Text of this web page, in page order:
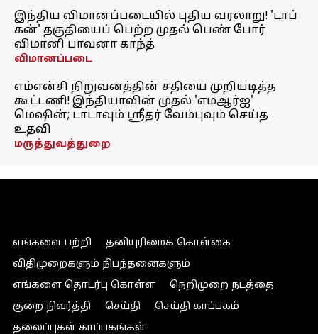
இந்திய விமானப்படையில் புதிய வரலாறு! 'டாப்
கன்' தகுதியைப் பெற்ற முதல் பெண் போர்
விமானி பாவனா காந்த்
விமானப்படை
எம்என்சி நிறுவனத்தின் சதியை முறியடித்த
கூட்டணி! இந்தியாவின் முதல் 'எம்ஆர்ஐ'
மெஷின்; டாடாவும் ஸ்ரீதர் வேம்புவும் செய்த
உதவி
மருத்துவத்துறை
எங்களை பற்றி
தனியுரிமைக் கொள்கை
விதிமுறைகளும் நிபந்தனைகளும்
எங்களை தொடர்பு கொள்ள
நெறிமுறை நடத்தை
குறை நிவர்த்தி
செய்தி
செய்தி காப்பகம்
தலைப்புகள் காப்பகங்கள்